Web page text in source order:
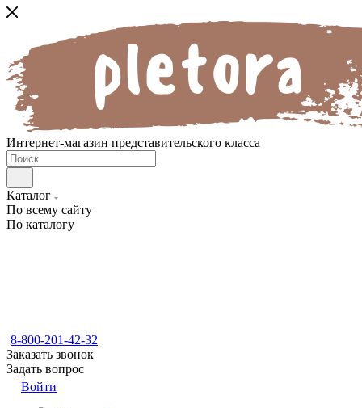
Интернет-магазин представительского класса
Каталог
По всему сайту
По каталогу
8-800-201-42-32
Заказать звонок
Задать вопрос
Войти